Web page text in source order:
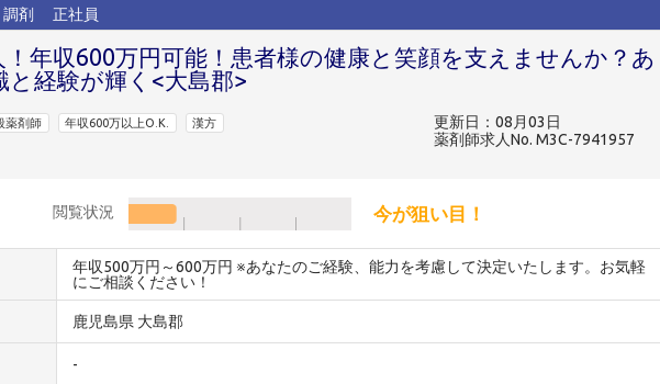
調剤 正社員
！年収600万円可能！患者様の健康と笑顔を支えませんか？あ
と経験が輝く<大島郡>
薬剤師 年収600万以上O.K. 漢方
更新日：08月03日
薬剤師求人No. M3C-7941957
閲覧状況 今が狙い目！
年収500万円～600万円 ※あなたのご経験、能力を考慮して決定いたします。お気軽
にご相談ください！
鹿児島県 大島郡
-